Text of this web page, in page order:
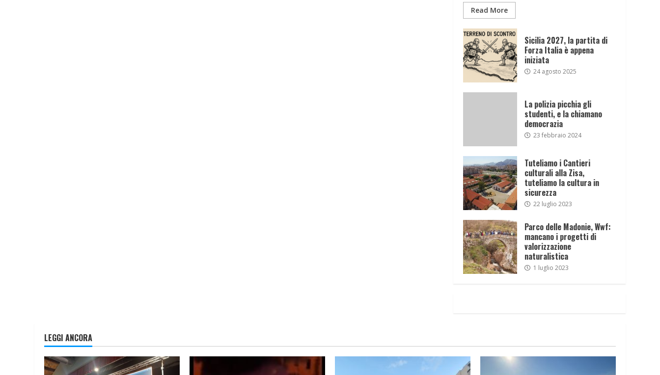
Read More
Sicilia 2027, la partita di
Forza Italia è appena
iniziata
24 agosto 2025
La polizia picchia gli
studenti, e la chiamano
democrazia
23 febbraio 2024
Tuteliamo i Cantieri
culturali alla Zisa,
tuteliamo la cultura in
sicurezza
22 luglio 2023
Parco delle Madonie, Wwf:
mancano i progetti di
valorizzazione
naturalistica
1 luglio 2023
LEGGI ANCORA